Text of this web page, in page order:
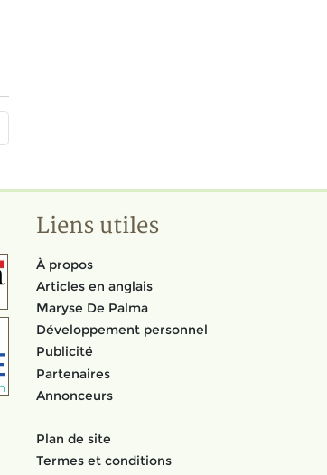
Liens utiles
À propos
Articles en anglais
Maryse De Palma
Développement personnel
Publicité
Partenaires
Annonceurs
Plan de site
Termes et conditions